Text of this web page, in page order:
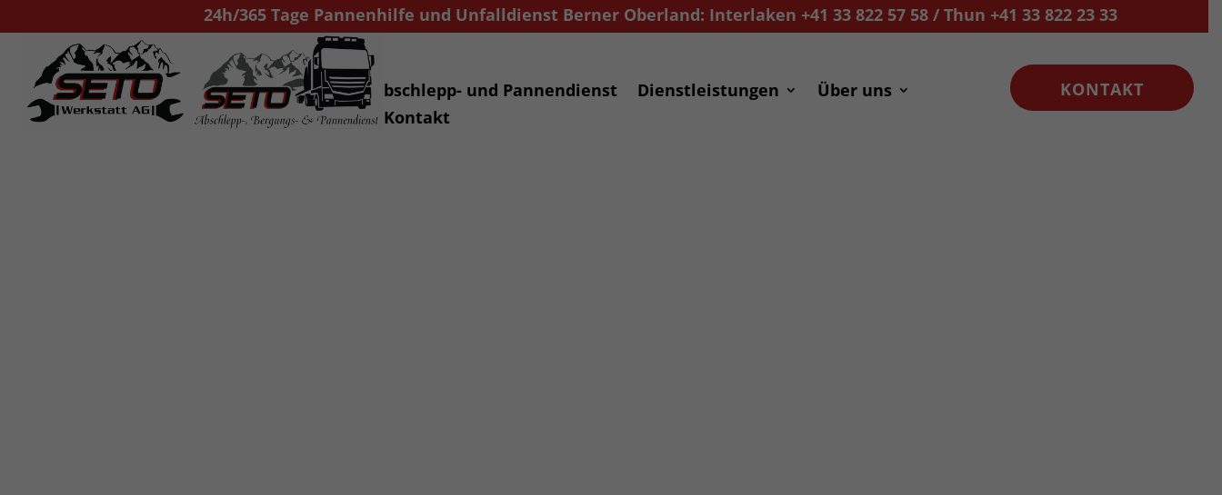
24h/365 Tage Pannenhilfe und Unfalldienst Berner Oberland: Interlaken +41 33 822 57 58 / Thun +41 33 822 23 33
Home Abschlepp- und Pannendienst Dienstleistungen
Über uns
Aktuell
Kontakt
KONTAKT